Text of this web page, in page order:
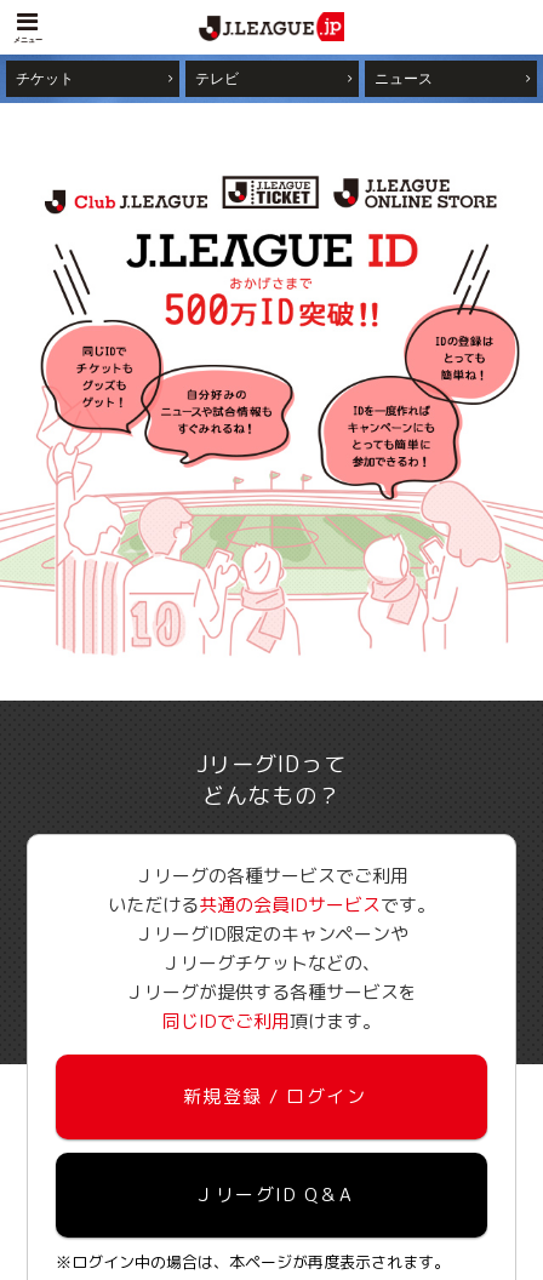
メニュー
チケット テレビ ニュース
JリーグIDって
どんなもの？
Ｊリーグの各種サービスでご利用
いただける共通の会員IDサービスです。
ＪリーグID限定のキャンペーンや
Ｊリーグチケットなどの、
Ｊリーグが提供する各種サービスを
同じIDでご利用頂けます。
新規登録 / ログイン
ＪリーグID Q＆A
※ログイン中の場合は、本ページが再度表示されます。